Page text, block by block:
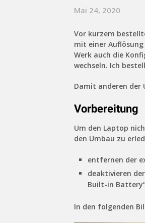
Mai 24, 2020
Vor kurzem
mit einer Auflösung
Werk auch die
wechseln. Ich
Damit anderen der
Vorbereitung
Um den Laptop
den Umbau zu
entfernen der
deaktivieren
Built-in
In den folgenden